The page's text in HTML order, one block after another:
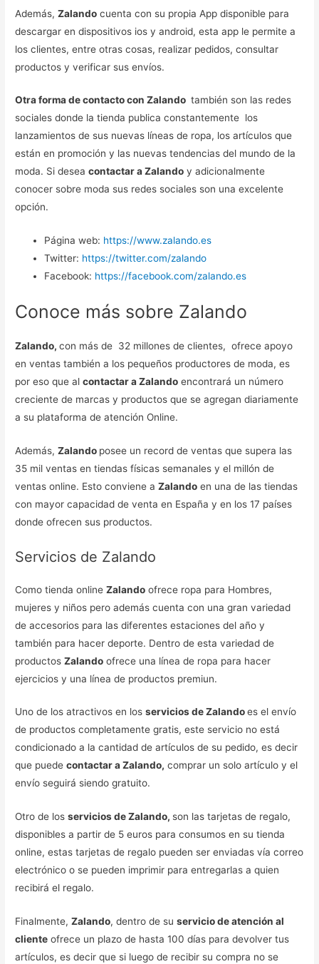
Además,Zalando cuenta con su propia App disponible para
descargar en dispositivos ios y android, esta app le permite a
los clientes, entre otras cosas, realizar pedidos, consultar
productos y verificar sus envíos.
Otra forma de contacto con Zalando también son las redes
sociales donde la tienda publica constantemente los
lanzamientos de sus nuevas líneas de ropa, los artículos que
están en promoción y las nuevas tendencias del mundo de la
moda. Si deseacontactar a Zalando y adicionalmente
conocer sobre moda sus redes sociales son una excelente
opción.
Página web: https://www.zalando.es
Twitter: https://twitter.com/zalando
Facebook: https://facebook.com/zalando.es
Conoce más sobre Zalando
Zalando,con más de 32 millones de clientes, ofrece apoyo
en ventas también a los pequeños productores de moda, es
por eso que alcontactar a Zalando encontrará un número
creciente de marcas y productos que se agregan diariamente
a su plataforma de atención Online.
Además,Zalando posee un record de ventas que supera las
35 mil ventas en tiendas físicas semanales y el millón de
ventas online. Esto conviene aZalando en una de las tiendas
con mayor capacidad de venta en España y en los 17 países
donde ofrecen sus productos.
Servicios de Zalando
Como tienda onlineZalando ofrece ropa para Hombres,
mujeres y niños pero además cuenta con una gran variedad
de accesorios para las diferentes estaciones del año y
también para hacer deporte. Dentro de esta variedad de
productosZalando ofrece una línea de ropa para hacer
ejercicios y una línea de productos premiun.
Uno de los atractivos en losservicios de Zalandoes el envío
de productos completamente gratis, este servicio no está
condicionado a la cantidad de artículos de su pedido, es decir
que puedecontactar a Zalando, comprar un solo artículo y el
envío seguirá siendo gratuito.
Otro de losservicios de Zalando, son las tarjetas de regalo,
disponibles a partir de 5 euros para consumos en su tienda
online, estas tarjetas de regalo pueden ser enviadas vía correo
electrónico o se pueden imprimir para entregarlas a quien
recibirá el regalo.
Finalmente,Zalando, dentro de suservicio de atención al
cliente ofrece un plazo de hasta 100 días para devolver tus
artículos, es decir que si luego de recibir su compra no se